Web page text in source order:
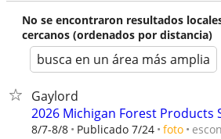
No se encontraron resultados
cercanos (ordenados por distancia)
busca en un área más amplia
Gaylord
2026 Michigan Forest Products
8/7-8/8 Publicado 7/24 foto